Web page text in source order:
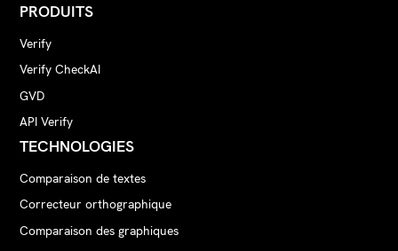
PRODUITS
Verify
Verify CheckAI
GVD
API Verify
TECHNOLOGIES
Comparaison de textes
Correcteur orthographique
Comparaison des graphiques